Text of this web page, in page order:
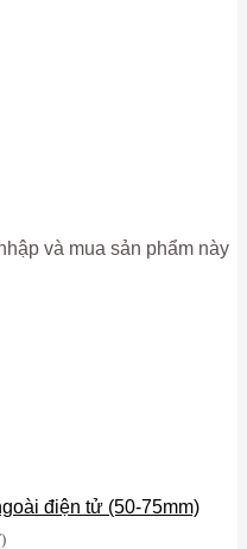
và mua sản phẩm này
điện tử (50-75mm)